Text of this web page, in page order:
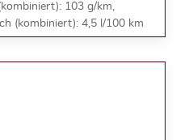
103 g/km,
(kombiniert): 4,5 l/100 km